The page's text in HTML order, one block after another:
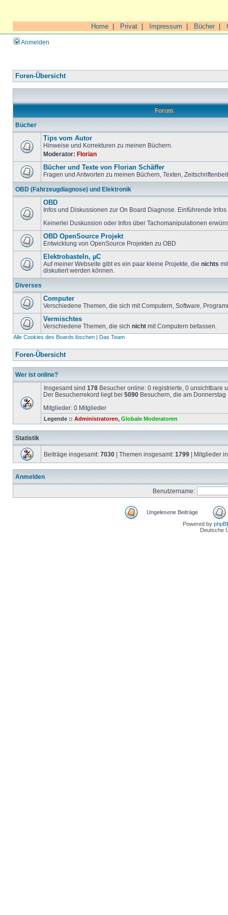
Home Privat Impressum Bücher|
Anmelden
Foren-Übersicht
Forum
Bücher
Tips vom Autor
Hinweise und Korrekturen zu meinen Büchern.
Moderator: Florian
Bücher und Texte von Florian Schäffer
Fragen und Antworten zu meinen Büchern, Texten,
OBD (Fahrzeugdiagnose) und Elektronik
OBD
Infos und Diskussionen zur On Board Diagnose. Einführende
Keinerlei Duskussion oder Infos über Tachomanipulationen
OBD OpenSource Projekt
Entwicklung von OpenSource Projekten zu OBD
Elektrobasteln, µC
Auf meiner Webseite gibt es ein paar kleine Projekte, die nichts
diskutiert werden können.
Diverses
Computer
Verschiedene Themen, die sich mit Computern, Software,
Vermischtes
Verschiedene Themen, die sich nicht mit Computern befassen.
Alle Cookies des Boards löschen | Das Team
Foren-Übersicht
Wer ist online?
Insgesamt sind 178 Besucher online: 0 registrierte, 0 unsichtbare
Der Besucherrekord liegt bei 5090 Besuchern, die am
Mitglieder: 0 Mitglieder
Legende :: Administratoren, Globale Moderatoren
Statistik
Beiträge insgesamt: 7030 | Themen insgesamt: 1799 | Mitglieder
Anmelden
Benutzername:
Ungelesene Beiträge
Powered by
Deutsche